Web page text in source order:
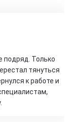
подряд. Только
тянуться
к работе и